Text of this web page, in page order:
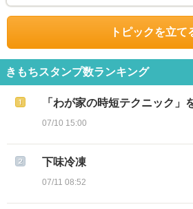
トピックを立て
きもちスタンプ数ランキング
「わが家の時短テクニック
07/10 15:00
下味冷凍
07/11 08:52